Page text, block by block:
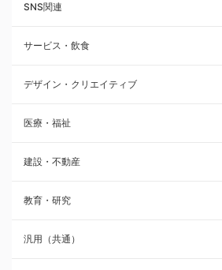
SNS関連
サービス・飲食
デザイン・クリエイティブ
医療・福祉
建設・不動産
教育・研究
汎用（共通）